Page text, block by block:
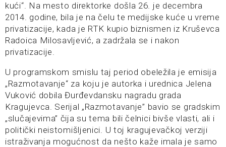
kući“. Na mesto direktorke došla 26. je decembra
2014. godine, bila je na čelu te medijske kuće u vreme
privatizacije, kada je RTK kupio biznismen iz Kruševca
Radoica Milosavljević, a zadržala se i nakon
privatizacije.
U programskom smislu taj period obeležila je emisija
„Razmotavanje“ za koju je autorka i urednica Jelena
Vuković dobila Đurđevdansku nagradu grada
Kragujevca. Serijal „Razmotavanje” bavio se gradskim
„slučajevima” čija su tema bili čelnici bivše vlasti, ali i
politički neistomišljenici. U toj kragujevačkoj verziji
istraživanja mogućnost da nešto kaže imala je samo